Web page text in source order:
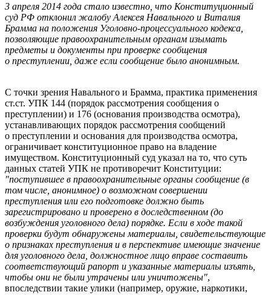
3 апреля 2014 года стало известно, что Конституционный
суд РФ отклонил жалобу Алексея Навального и Виталия
Брамма на положения Уголовно-процессуального кодекса,
позволяющие правоохранительным органам изымать
предметы и документы при проверке сообщения
о преступлении, даже если сообщение было анонимным.
С точки зрения Навального и Брамма, практика применения
ст.ст. УПК 144 (порядок рассмотрения сообщения о
преступлении) и 176 (основания производства осмотра),
устанавливающих порядок рассмотрения сообщений
о преступлении и основания для производства осмотра,
ограничивает конституционное право на владение
имуществом. Конституционный суд указал на то, что суть
данных статей УПК не противоречит Конституции:
"поступившее в правоохранительные органы сообщение (в
том числе, анонимное) о возможном совершении
преступления или его подготовке должно быть
зарегистрировано и проверено в доследственном (до
возбуждения уголовного дела) порядке. Если в ходе такой
проверки будут обнаружены материалы, свидетельствующие
о признаках преступления и в перспективе имеющие значение
для уголовного дела, должностное лицо вправе составить
соответствующий рапорт и указанные материалы изъять,
чтобы они не были утрачены или уничтожены",
впоследствии такие улики (например, оружие, наркотики,